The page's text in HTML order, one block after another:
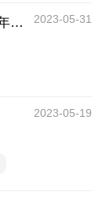
上海交通大学机械与动力工程学院2024年MEM提前批面试信息 2023-05-31
2023-05-19